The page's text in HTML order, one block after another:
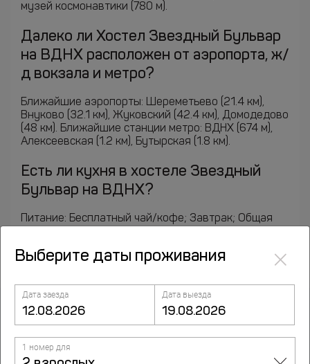
музей космонавтики (780 м).
Далеко ли Хостел Звездный Бульвар
на ВДНХ расположен от аэропорта, ж/
д вокзала и метро?
Ближайшие аэропорты: Шереметьево (21.4 км),
Внуково (32.1 км), Жуковский (42.4 км), Домодедово
(48 км). Ближайшие станции метро: ВДНХ (674 м),
Алексеевская (1.2 км), Бутырская (1.8 км).
Есть ли кухня в хостеле Звездный
Бульвар на ВДНХ?
Питание: Бесплатный чай/кофе; Завтрак; Общая
Курорты рядом
Выберите даты проживания ×
Дата заезда Дата выезда
1 номер для